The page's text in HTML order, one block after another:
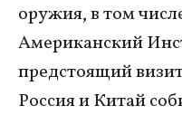
оружия, в том
Американский
предстоящий
Россия и Китай